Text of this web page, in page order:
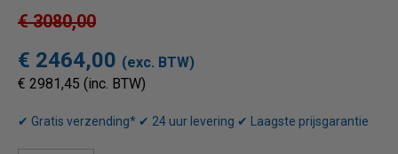
€ 3080,00
€ 2464,00 (exc. BTW)
€ 2981,45 (inc. BTW)
✔ Gratis verzending* ✔ 24 uur levering ✔ Laagste prijsgarantie